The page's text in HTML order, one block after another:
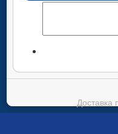
Доставка